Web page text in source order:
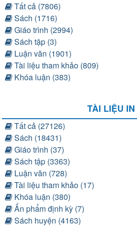
Tất cả (7806)
Sách (1716)
Giáo trình (2994)
Sách tập (3)
Luận văn (1901)
Tài liệu tham khảo (809)
Khóa luận (383)
TÀI LIỆU IN
Tất cả (27126)
Sách (18431)
Giáo trình (37)
Sách tập (3363)
Luận văn (728)
Tài liệu tham khảo (17)
Khóa luận (380)
Ấn phẩm định kỳ (7)
Sách huyện (4163)